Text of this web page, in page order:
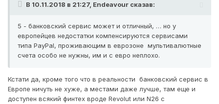
В 10.11.2018 в 21:27, Endeavour сказав:
5 - банковский сервис может и отличный, … но у
европейцев недостатки компенсируются сервисами
типа PayPal, проживающим в еврозоне мультивалютные
счета особо не нужны, им и с евро неплохо.
Кстати да, кроме того что в реальности банковский сервис в
Европе ничуть не хуже, а местами даже лучше, там еще и
доступен всякий финтех вроде Revolut или N26 с